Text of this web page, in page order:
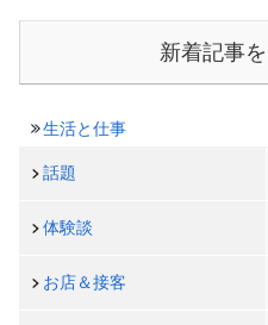
新着記事
生活と仕事
話題
体験談
お店＆接客